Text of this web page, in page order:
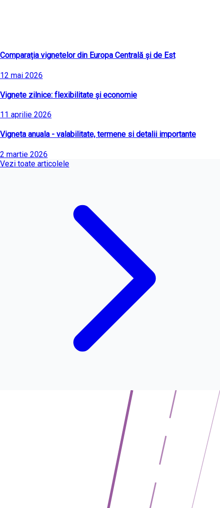
Comparația vignetelor din Europa Centrală și de Est
12 mai 2026
Vignete zilnice: flexibilitate și economie
11 aprilie 2026
Vigneta anuala - valabilitate, termene si detalii importante
2 martie 2026
Vezi toate articolele